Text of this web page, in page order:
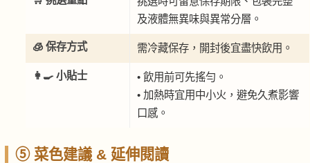
及液體無異味與異常分層。
🧊 保存方式 需冷藏保存，開封後宜盡快飲用。
👩‍🍳 小貼士
• 飲用前可先搖勻。
• 加熱時宜用中小火，避免久煮影響
口感。
⑤ 菜色建議 & 延伸閱讀